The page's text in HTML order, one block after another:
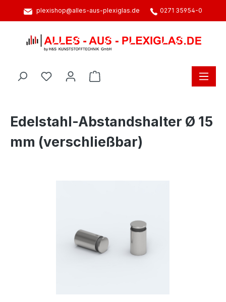
springenplexishop@alles-aus-plexiglas.de 0271 35954-0
Warenkorb enthält 0 Positionen.
Edelstahl-Abstandshalter Ø 15
mm (verschließbar)